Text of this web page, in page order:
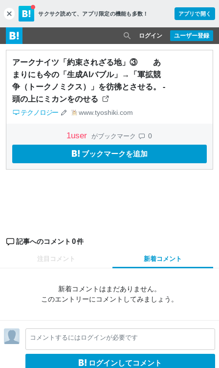
c
l
o
s
e
サクサク読めて、 アプリ限定の機能も多数！ アプリで開く
ユーザー登録
ログイン
アークナイツ「約束されざる地」③ あ
まりにも今の「生成AIバブル」→「軍拡競
争（トークノミクス）」を彷彿とさせる。 -
頭の上にミカンをのせる
テクノロジー www.tyoshiki.com
1user がブックマーク 0
ブックマークを追加
記事へのコメント 0件
注目コメント 新着コメント
新着コメントはまだありません。
このエントリーにコメントしてみましょう。
コメントするにはログインが必要です
ログインしてコメント